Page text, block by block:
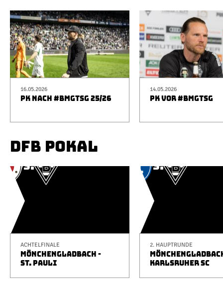
16.05.2026
PK NACH #BMGTSG 25/26
14.05.2026
PK VOR #BMGTSG
DFB POKAL
ACHTELFINALE
MÖNCHENGLADBACH -
ST. PAULI
2. HAUPTRUNDE
KARLSRUHER SC